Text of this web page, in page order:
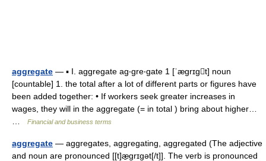
aggregate — ▪ I. aggregate ag‧gre‧gate 1 [ˈægrɪgt] noun
[countable] 1. the total after a lot of different parts or figures have
been added together: • If workers seek greater increases in
wages, they will in the aggregate (= in total ) bring about higher…
Financial and business terms
aggregate — aggregates, aggregating, aggregated (The adjective
and noun are pronounced [[t]æ̱grɪgət[/t]]. The verb is pronounced